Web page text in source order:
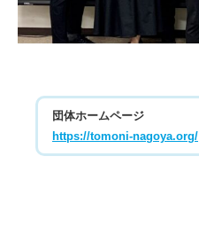
団体ホームページ
https://tomoni-nagoya.org/